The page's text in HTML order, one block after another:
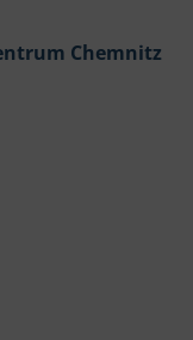
Chemnitz